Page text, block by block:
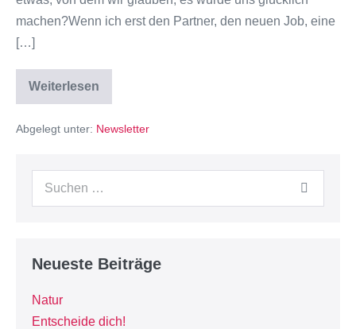
machen?Wenn ich erst den Partner, den neuen Job, eine
[…]
Weiterlesen
Abgelegt unter: Newsletter
Neueste Beiträge
Natur
Entscheide dich!